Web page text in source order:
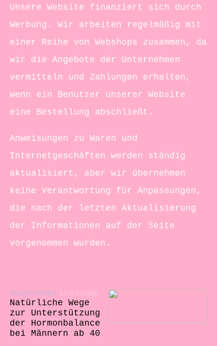
Unsere Website finanziert sich durch
Werbung. Wir arbeiten regelmäßig mit
einer Reihe von Webshops zusammen, da
wir die Angebote der Unternehmen
vermitteln und Zahlungen erhalten,
wenn ein Benutzer unserer Website
eine Bestellung abschließt.
Anweisungen zu Waren und
Internetgeschäften werden ständig
aktualisiert, aber wir übernehmen
keine Verantwortung für Anpassungen,
die nach der letzten Aktualisierung
der Informationen auf der Seite
vorgenommen wurden.
REISEFÜHRER 21/01/2026
Natürliche Wege
zur Unterstützung
der Hormonbalance
bei Männern ab 40